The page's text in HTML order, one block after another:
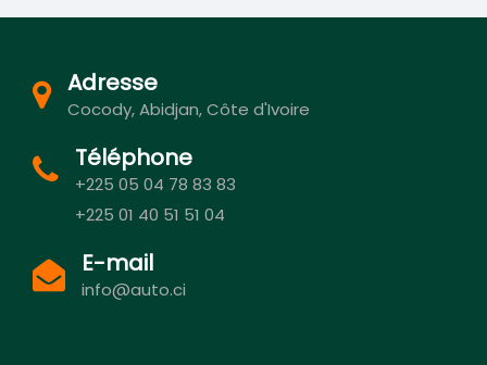
Adresse
Cocody, Abidjan, Côte d'Ivoire
Téléphone
+225 05 04 78 83 83
+225 01 40 51 51 04
E-mail
info@auto.ci